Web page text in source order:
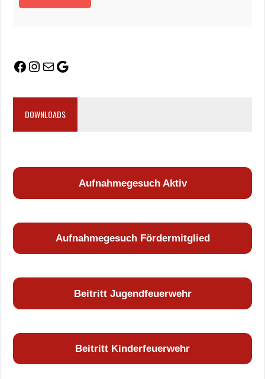
DOWNLOADS
Aufnahmegesuch Aktiv
Aufnahmegesuch Fördermitglied
Beitritt Jugendfeuerwehr
Beitritt Kinderfeuerwehr